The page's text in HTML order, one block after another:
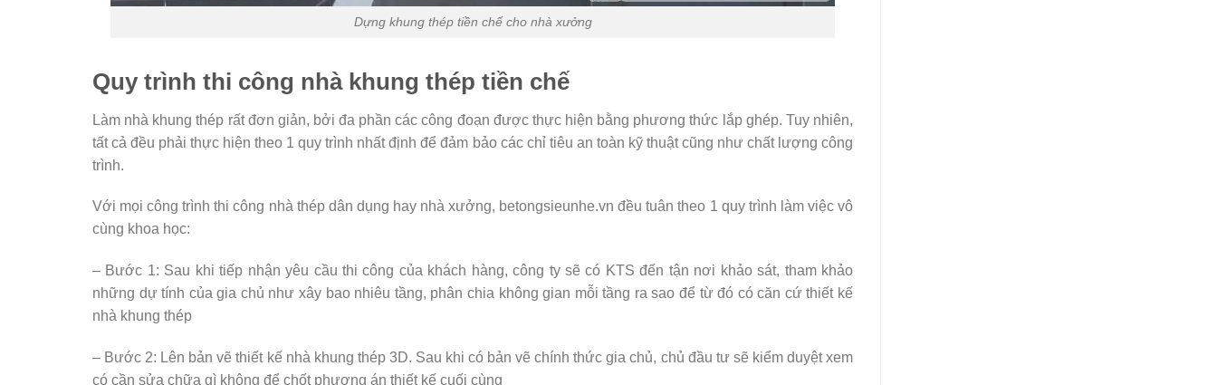
Dựng khung thép tiền chế cho nhà xưởng
Quy trình thi công nhà khung thép tiền chế
Làm nhà khung thép rất đơn giản, bởi đa phần các công đoạn được thực hiện bằng phương thức lắp ghép. Tuy nhiên,
tất cả đều phải thực hiện theo 1 quy trình nhất định để đảm bảo các chỉ tiêu an toàn kỹ thuật cũng như chất lượng công
trình.
Với mọi công trình thi công nhà thép dân dụng hay nhà xưởng, betongsieunhe.vn đều tuân theo 1 quy trình làm việc vô
cùng khoa học:
– Bước 1: Sau khi tiếp nhận yêu cầu thi công của khách hàng, công ty sẽ có KTS đến tận nơi khảo sát, tham khảo
những dự tính của gia chủ như xây bao nhiêu tầng, phân chia không gian mỗi tầng ra sao để từ đó có căn cứ thiết kế
nhà khung thép
– Bước 2: Lên bản vẽ thiết kế nhà khung thép 3D. Sau khi có bản vẽ chính thức gia chủ, chủ đầu tư sẽ kiểm duyệt xem
có cần sửa chữa gì không để chốt phương án thiết kế cuối cùng